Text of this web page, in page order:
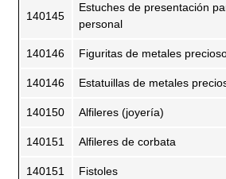
140145
Estuches de presentación
personal
140146 Figuritas de metales
140146 Estatuillas de metales
140150 Alfileres (joyería)
140151 Alfileres de corbata
140151 Fistoles